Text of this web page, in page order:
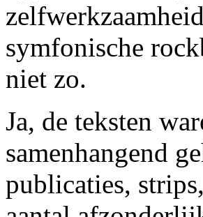
symfonische
niet zo.
Ja, de teksten
samenhangend
publicaties,